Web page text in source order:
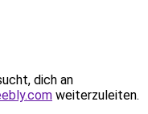
dich an
weiterzuleiten.